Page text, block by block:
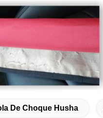
De Choque Husha